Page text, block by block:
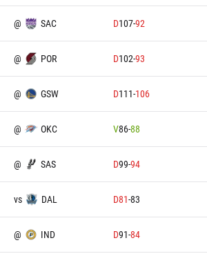
@ SAC D107-92
@ POR D102-93
@ GSW D111-106
@ OKC V86-88
@ SAS D99-94
vs DAL D81-83
@ IND D91-84